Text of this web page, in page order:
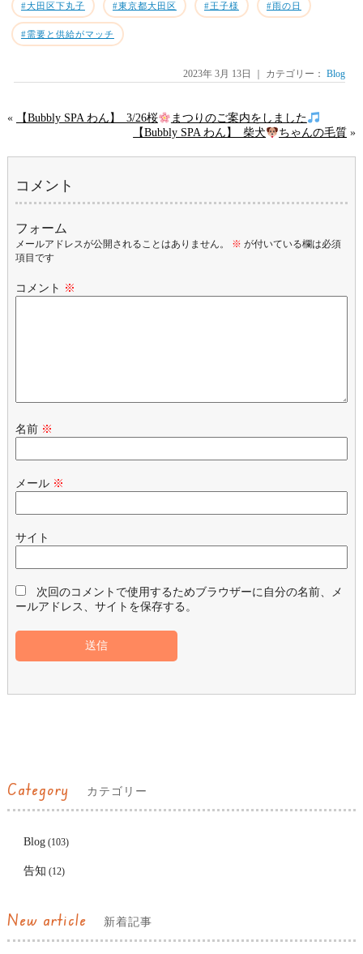
#大田区下丸子 #東京都大田区 #王子様 #雨の日
#需要と供給がマッチ
2023年 3月 13日 ｜ カテゴリー：Blog
« 【Bubbly SPA わん】_3/26桜
まつりのご案内をしました
【Bubbly SPA わん】_柴犬
ちゃんの毛質 »
コメント
フォーム
メールアドレスが公開されることはありません。 ※ が付いている欄は必須
項目です
コメント ※
名前 ※
メール ※
サイト
次回のコメントで使用するためブラウザーに自分の名前、メ
ールアドレス、サイトを保存する。
Category カテゴリー
Blog(103)
告知 (12)
New article 新着記事